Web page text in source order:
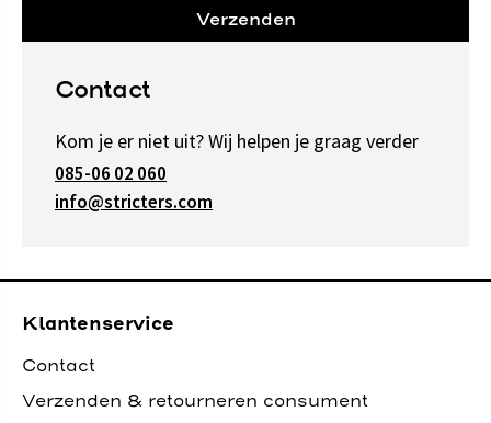
Contact
Kom je er niet uit? Wij helpen je graag verder
085-06 02 060
info@stricters.com
Verzenden
Klantenservice
Contact
Verzenden & retourneren consument